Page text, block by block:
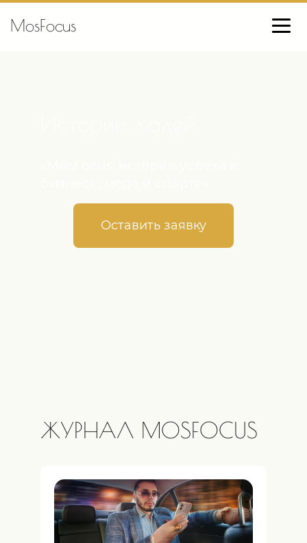
MosFocus
Оставить заявку
ЖУРНАЛ MOSFOCUS